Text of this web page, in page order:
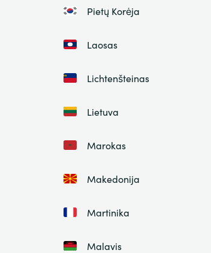
Pietų Korėja
Laosas
Lichtenšteinas
Lietuva
Marokas
Makedonija
Martinika
Malavis